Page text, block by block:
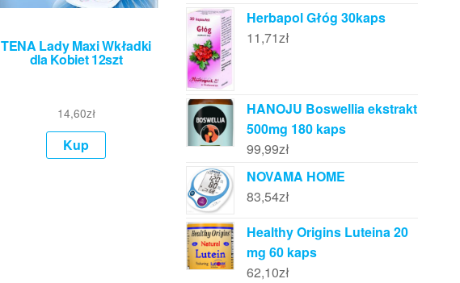
TENA Lady Maxi Wkładki
dla Kobiet 12szt
14,60zł
Kup
Herbapol Głóg 30kaps
11,71zł
HANOJU Boswellia ekstrakt
500mg 180 kaps
99,99zł
NOVAMA HOME
83,54zł
Healthy Origins Luteina 20
mg 60 kaps
62,10zł